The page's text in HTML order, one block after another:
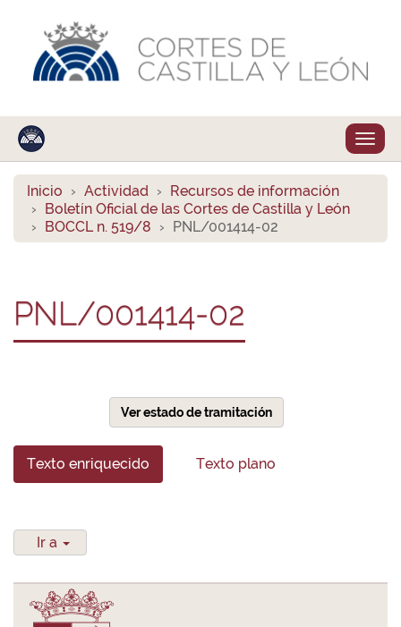
Inicio Actividad
Recursos de información
Boletín Oficial de las Cortes de Castilla y León
BOCCL n. 519/8
PNL/001414-02
PNL/001414-02
Ver estado de tramitación
Texto enriquecido Texto plano
Ir a